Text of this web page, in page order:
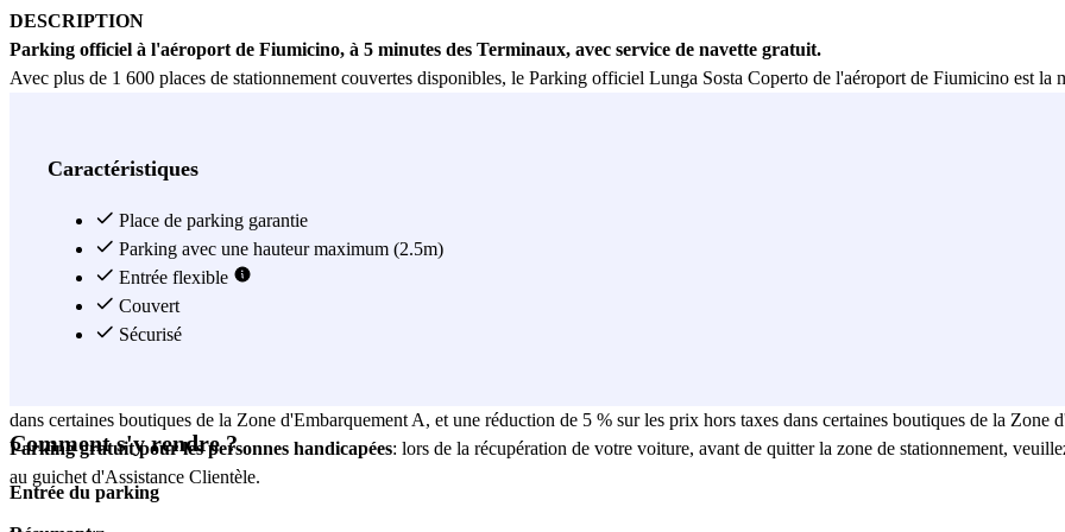
DESCRIPTION
Parking officiel à l'aéroport de Fiumicino, à 5 minutes des Terminaux, avec service de navette gratuit.
Avec plus de 1 600 places de stationnement couvertes disponibles, le Parking officiel Lunga Sosta Coperto de l'aéroport de Fiumicino est
service Navetta Parking Express est gratuit
Parking Rosa: 97 places de stationnement de courtoisie conçues pour les familles, situées dans le Parking Lunga Sosta Coperto - Secteur 1.
T3. Après avoir garé votre voiture, vous serez devant les Terminaux en moins de 10 minutes.
Chariots de transport de bagages
: situées près des arrêts de navette, à chaque coin de la zone de stationnement.
dans certaines boutiques de la Zone d'Embarquement A, et une réduction de 5 % sur les prix hors taxes dans certaines boutiques de la Zone
Parking gratuit pour les personnes handicapées: lors de la récupération de votre voiture, avant de quitter la zone de stationnement,
au guichet d'Assistance Clientèle.
Caractéristiques
Place de parking garantie
Parking avec une hauteur maximum (2.5m)
Entrée flexible
Couvert
Sécurisé
Comment s'y rendre ?
Entrée du parking